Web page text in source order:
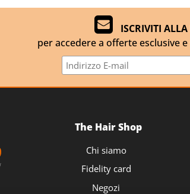
ISCRIVITI
per accedere a offerte esclusive
The Hair Shop
Chi siamo
Fidelity card
Negozi